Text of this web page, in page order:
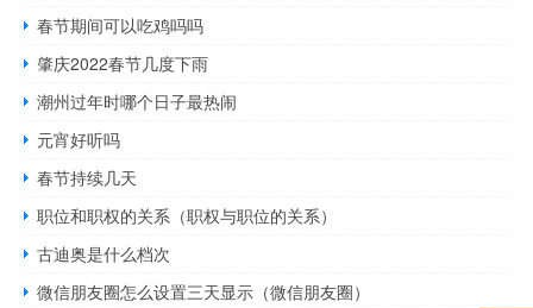
春节期间可以吃鸡吗吗
肇庆2022春节几度下雨
潮州过年时哪个日子最热闹
元宵好听吗
春节持续几天
职位和职权的关系（职权与职位的关系）
古迪奥是什么档次
微信朋友圈怎么设置三天显示（微信朋友圈）